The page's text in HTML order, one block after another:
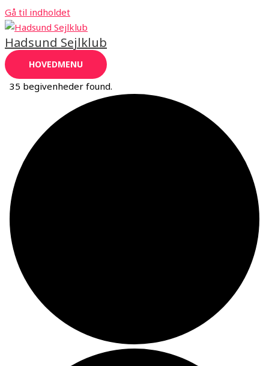
Gå til indholdet
Hadsund Sejlklub
HOVEDMENU
35 begivenheder found.